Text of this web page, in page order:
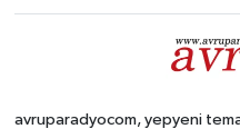
avruparadyocom, yepyeni